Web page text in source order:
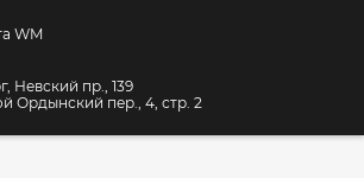
WM
Невский пр., 139
Ордынский пер., 4, стр. 2